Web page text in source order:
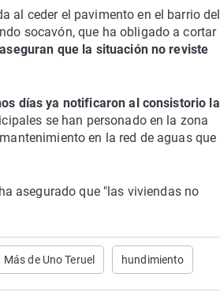
al ceder el pavimento en el barrio del
socavón, que ha obligado a cortar
que la situación no reviste
días ya notificaron al consistorio la
se han personado en la zona
en la red de aguas que
asegurado que "las viviendas no
Más de Uno Teruel hundimiento